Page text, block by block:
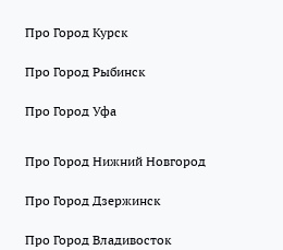
Про Город Курск
Про Город Рыбинск
Про Город Уфа
Про Город Нижний Новгород
Про Город Дзержинск
Про Город Владивосток